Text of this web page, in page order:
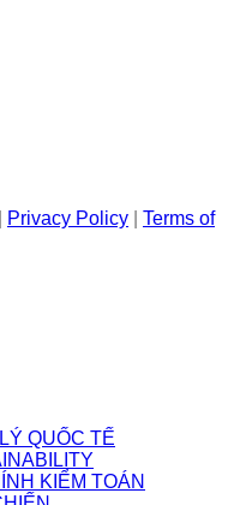
Privacy Policy
Terms of
QUỐC TẾ
KIỂM TOÁN